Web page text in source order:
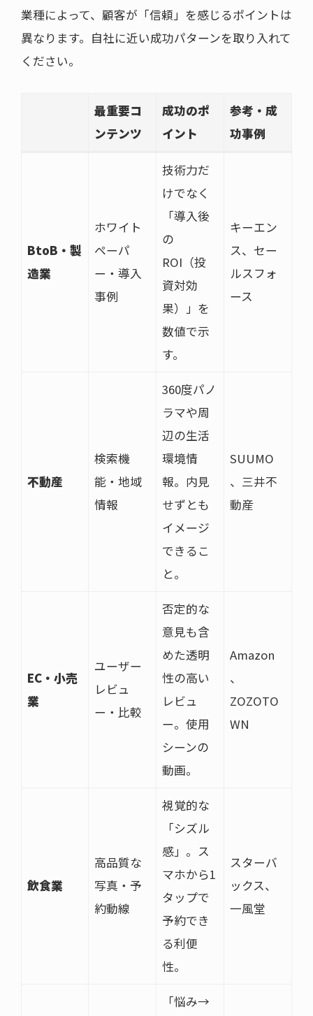
業種によって、顧客が「信頼」を感じるポイントは
異なります。自社に近い成功パターンを取り入れて
ください。
最重要コ
ンテンツ
成功のポ
イント
参考・成
功事例
BtoB・製
造業
ホワイト
ペーパ
ー・導入
事例
技術力だ
けでなく
「導入後
の
ROI（投
資対効
果）」を
数値で示
す。
キーエン
ス、セー
ルスフォ
ース
不動産
検索機
能・地域
情報
360度パノ
ラマや周
辺の生活
環境情
報。内見
せずとも
イメージ
できるこ
と。
SUUMO
、三井不
動産
EC・小売
業
ユーザー
レビュ
ー・比較
否定的な
意見も含
めた透明
性の高い
レビュ
ー。使用
シーンの
動画。
Amazon
、
ZOZOTO
WN
飲食業
高品質な
写真・予
約動線
視覚的な
「シズル
感」。ス
マホから1
タップで
予約でき
る利便
性。
スターバ
ックス、
一風堂
「悩み→